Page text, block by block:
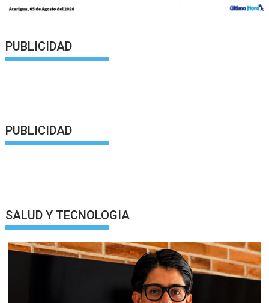
PUBLICIDAD
PUBLICIDAD
SALUD Y TECNOLOGIA